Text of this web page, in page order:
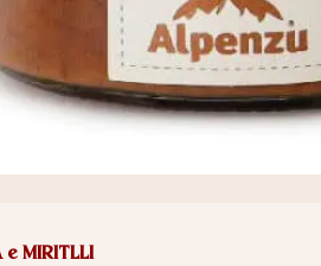
e MIRITLLI